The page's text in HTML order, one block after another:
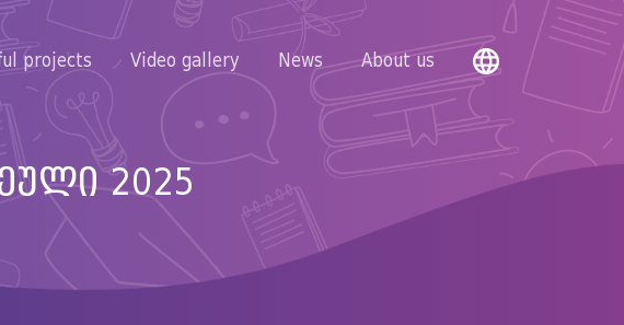
projects Video gallery News About us
2025